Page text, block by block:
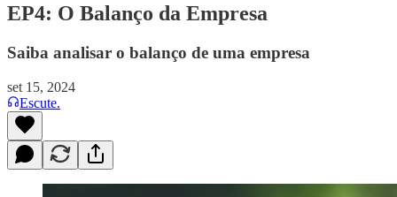
EP4: O Balanço da Empresa
Saiba analisar o balanço de uma empresa
set 15, 2024
Escute.